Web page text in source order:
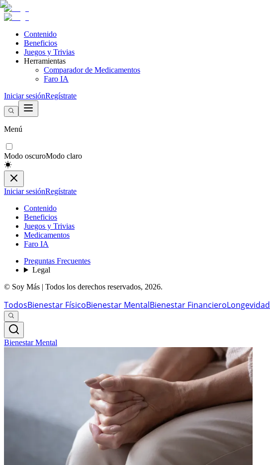
Contenido
Beneficios
Juegos y Trivias
Herramientas
Comparador de Medicamentos
Faro IA
Iniciar sesiónRegístrate
Menú
Modo oscuroModo claro
Iniciar sesiónRegístrate
Contenido
Beneficios
Juegos y Trivias
Medicamentos
Faro IA
Preguntas Frecuentes
Legal
© Soy Más | Todos los derechos reservados, 2026.
TodosBienestar FísicoBienestar MentalBienestar FinancieroLongevidad
Bienestar Mental